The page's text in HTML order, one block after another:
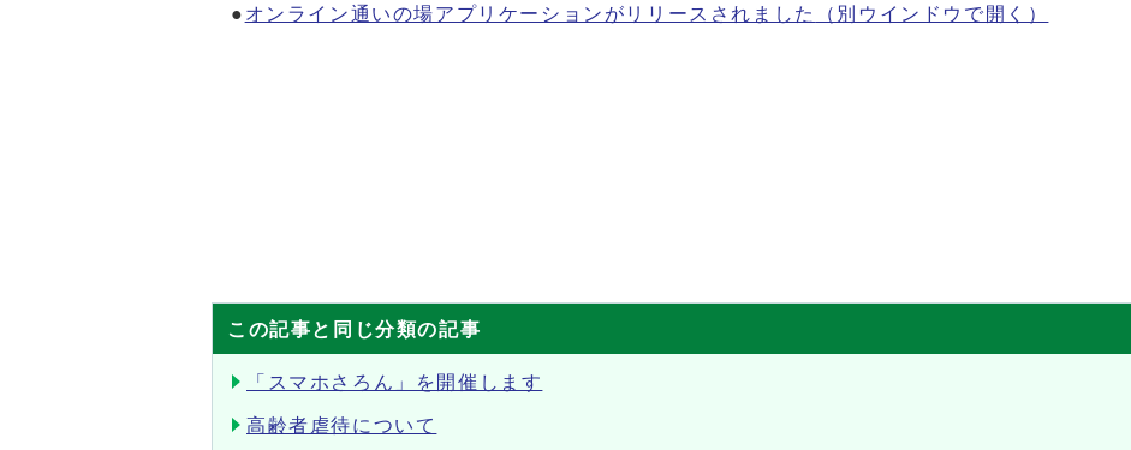
● オンライン通いの場アプリケーションがリリースされました （別ウインドウで開く）
この記事と同じ分類の記事
「スマホさろん」を開催します
高齢者虐待について